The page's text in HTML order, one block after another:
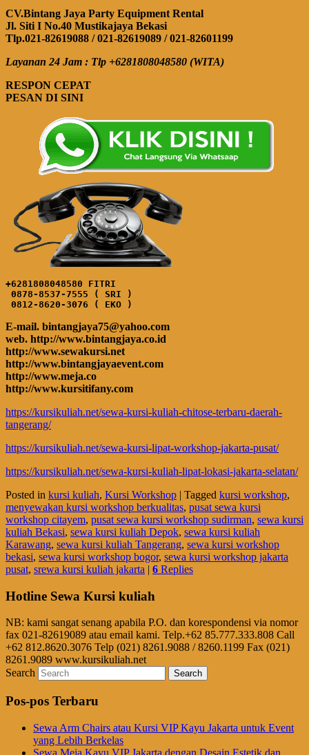
CV.Bintang Jaya Party Equipment Rental
Jl. Siti I No.40 Mustikajaya Bekasi
Tlp.021-82619088 / 021-82619089 / 021-82601199
Layanan 24 Jam : Tlp +6281808048580 (WITA)
RESPON CEPAT
PESAN DI SINI
+6281808048580 FITRI
0878-8537-7555 ( SRI )
0812-8620-3076 ( EKO )
E-mail. bintangjaya75@yahoo.com
web. http://www.bintangjaya.co.id
http://www.sewakursi.net
http://www.bintangjayaevent.com
http://www.meja.co
http://www.kursitifany.com
https://kursikuliah.net/sewa-kursi-kuliah-chitose-terbaru-daerah-
tangerang/
https://kursikuliah.net/sewa-kursi-lipat-workshop-jakarta-pusat/
https://kursikuliah.net/sewa-kursi-kuliah-lipat-lokasi-jakarta-selatan/
Posted in kursi kuliah, Kursi Workshop | Tagged kursi workshop,
menyewakan kursi workshop berkualitas, pusat sewa kursi
workshop citayem, pusat sewa kursi workshop sudirman, sewa kursi
kuliah Bekasi, sewa kursi kuliah Depok, sewa kursi kuliah
Karawang, sewa kursi kuliah Tangerang, sewa kursi workshop
bekasi, sewa kursi workshop bogor, sewa kursi workshop jakarta
pusat, srewa kursi kuliah jakarta | 6 Replies
Hotline Sewa Kursi kuliah
NB: kami sangat senang apabila P.O. dan korespondensi via nomor
fax 021-82619089 atau email kami. Telp.+62 85.777.333.808 Call
+62 812.8620.3076 Telp (021) 8261.9088 / 8260.1199 Fax (021)
8261.9089 www.kursikuliah.net
Search
Pos-pos Terbaru
Sewa Arm Chairs atau Kursi VIP Kayu Jakarta untuk Event
yang Lebih Berkelas
Sewa Meja Kayu VIP Jakarta dengan Desain Estetik dan